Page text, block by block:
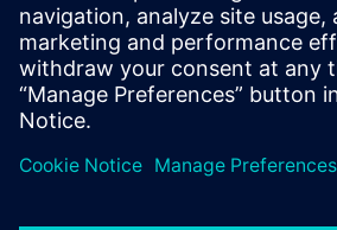
megoldáshoz, amely segít az
megvalósításában, integrálásában,
illetve karbantartásában